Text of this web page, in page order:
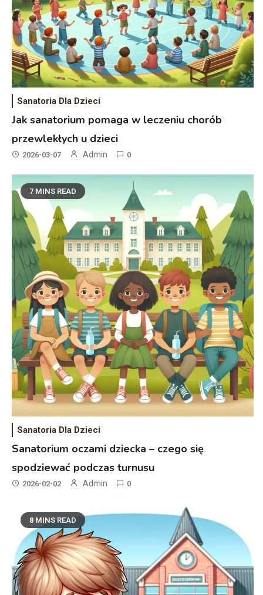
Sanatoria Dla Dzieci
Jak sanatorium pomaga w leczeniu chorób
przewlekłych u dzieci
2026-03-07 Admin 0
7 MINS READ
Sanatoria Dla Dzieci
Sanatorium oczami dziecka – czego się
spodziewać podczas turnusu
2026-02-02 Admin 0
8 MINS READ